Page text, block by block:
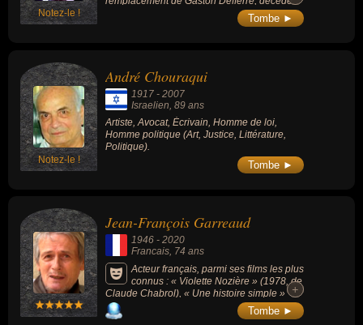
(1966, avec Lino Ventura), « La Septième
Compagnie » (3 films de Robert Lamoureux),
Notez-le ! Tombe ►
Notez-le !
André Chouraqui
1917 - 2007
Israelien , 89 ans
Artiste, Avocat, Écrivain, Homme de loi,
Homme politique (Art, Justice, Littérature,
Politique).
Tombe ►
Jean-François Garreaud
1946 - 2020
Francais, 74 ans
Acteur français, parmi ses films les plus
connus : « Violette Nozière » (1978, de
Claude Chabrol), « Une histoire simple »
(1978, avec Romy Schneider), « I... comme
Icare » (1979, avec Yves Montand) ou « Le
+
+
Tombe ►